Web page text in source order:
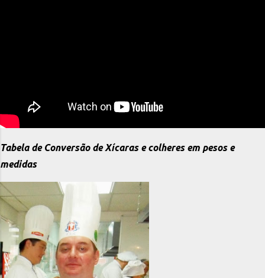
Tabela de Conversão de Xícaras e colheres em pesos e
medidas